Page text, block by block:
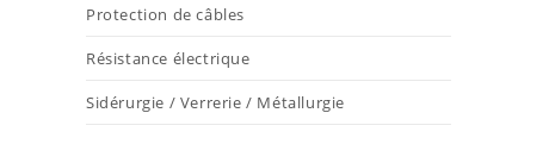
Protection de câbles
Résistance électrique
Sidérurgie / Verrerie / Métallurgie